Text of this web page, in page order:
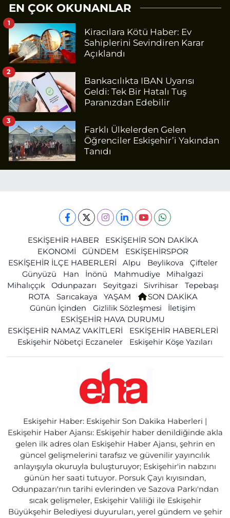
EN ÇOK OKUNANLAR
Kiracılara Kötü Haber: Ev
Sahiplerini Sevindiren Karar
Açıklandı
1
Bankacılıkta IBAN Uyarısı
Geldi: Tek Bir Hatalı Tuş
Paranızdan Edebilir
2
Farklı Ülkelerden Gelen
Öğrenciler Eskişehir’i Yakından
Tanıdı
3
ESKİŞEHİR HABER
ESKİŞEHİR SON DAKİKA
EKONOMİ
GÜNDEM
ESKİŞEHİRSPOR
ESKİŞEHİR İLÇE HABERLERİ
Alpu Beylikova
Çifteler
Günyüzü
Han İnönü Mahmudiye
Mihalgazi
Mihalıççık
Odunpazarı Seyitgazi Sivrihisar
Tepebaşı
ROTA
Sarıcakaya YAŞAM
SON DAKİKA
Günün İçinden
Gizlilik Sözleşmesi
İletişim
ESKİŞEHİR HAVA DURUMU
ESKİŞEHİR NAMAZ VAKİTLERİ
ESKİŞEHİR HABERLERİ
Eskişehir Nöbetçi Eczaneler
Eskişehir Köşe Yazıları
Eskişehir Haber: Eskişehir Son Dakika Haberleri |
Eskişehir Haber Ajansı: Eskişehir haber denildiğinde akla
gelen ilk adres olan Eskişehir Haber Ajansı, şehrin en
güncel gelişmelerini tarafsız ve güvenilir yayıncılık
anlayışıyla okuruyla buluşturuyor; Eskişehir'in nabzını
günün her saati tutuyor. Porsuk Çayı kıyısından,
Odunpazarı'nın tarihi evlerinden ve Sazova Parkı'ndan
sıcak gelişmeler, Eskişehir Valiliği ile Eskişehir
Büyükşehir Belediyesi duyuruları, yerel gündem ve şehir